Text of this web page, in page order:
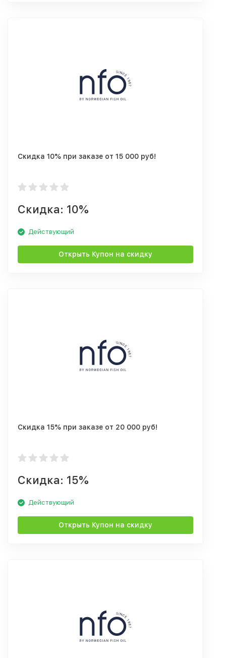
Скидка 10% при заказе от 15 000 руб!
Скидка: 10%
Действующий
Открыть Купон на скидку
Скидка 15% при заказе от 20 000 руб!
Скидка: 15%
Действующий
Открыть Купон на скидку